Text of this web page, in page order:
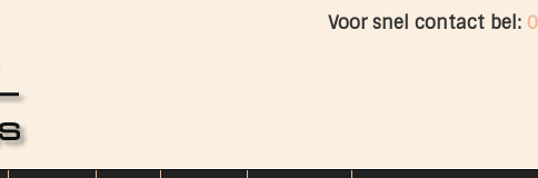
Voor snel contact bel: